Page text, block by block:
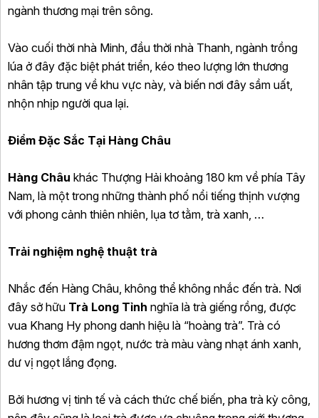
ngành thương mại trên sông.
Vào cuối thời nhà Minh, đầu thời nhà Thanh, ngành trồng
lúa ở đây đặc biệt phát triển, kéo theo lượng lớn thương
nhân tập trung về khu vực này, và biến nơi đây sầm uất,
nhộn nhịp người qua lại.
Điểm Đặc Sắc Tại Hàng Châu
Hàng Châu khác Thượng Hải khoảng 180 km về phía Tây
Nam, là một trong những thành phố nổi tiếng thịnh vượng
với phong cảnh thiên nhiên, lụa tơ tằm, trà xanh, …
Trải nghiệm nghệ thuật trà
Nhắc đến Hàng Châu, không thể không nhắc đến trà. Nơi
đây sở hữu Trà Long Tỉnh nghĩa là trà giếng rồng, được
vua Khang Hy phong danh hiệu là “hoàng trà”. Trà có
hương thơm đậm ngọt, nước trà màu vàng nhạt ánh xanh,
dư vị ngọt lắng đọng.
Bởi hương vị tinh tế và cách thức chế biến, pha trà kỳ công,